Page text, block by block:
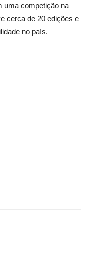
uma competição na
cerca de 20 edições e
no país.